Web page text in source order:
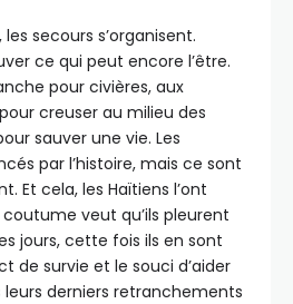
secours s’organisent.
ce qui peut encore l’être.
pour civières, aux
creuser au milieu des
sauver une vie. Les
par l’histoire, mais ce sont
Et cela, les Haïtiens l’ont
veut qu’ils pleurent
jours, cette fois ils en sont
de survie et le souci d’aider
leurs derniers retranchements